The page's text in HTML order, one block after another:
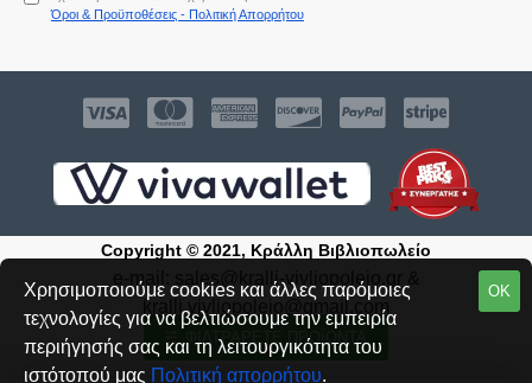
Όροι & Προϋποθέσεις - Πολιτική Απορρήτου
Copyright © 2021, Κράλλη Βιβλιοπωλείο
e-mail: sales@kralli-vivliopoleio.gr
kralli.vivliopoleio@gmail.com
Δημιουργήθηκε από την: SEIREKLIDIS
ΟΚ
Χρησιμοποιούμε cookies και άλλες παρόμοιες
τεχνολογίες για να βελτιώσουμε την εμπειρία
περιήγησής σας και τη λειτουργικότητα του
ιστότοπού μας Πολιτική απορρήτου.
ΦΙΛΤΡΆΡΕΤΕ ΠΡΟΪΌΝΤΑ